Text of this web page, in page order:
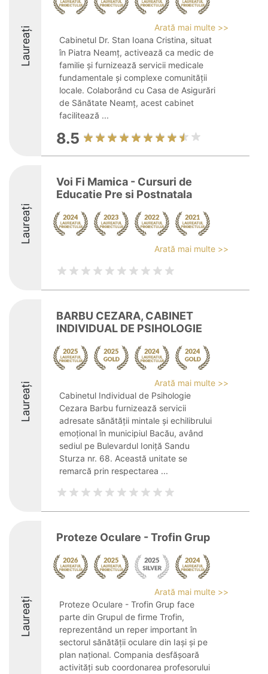
Laureați
Arată mai multe >>
Cabinetul Dr. Stan Ioana Cristina, situat
în Piatra Neamț, activează ca medic de
familie și furnizează servicii medicale
fundamentale și complexe comunității
locale. Colaborând cu Casa de Asigurări
de Sănătate Neamț, acest cabinet
facilitează ...
8.5
Laureați
Voi Fi Mamica - Cursuri de
Educatie Pre si Postnatala
Arată mai multe >>
Laureați
BARBU CEZARA, CABINET
INDIVIDUAL DE PSIHOLOGIE
Arată mai multe >>
Cabinetul Individual de Psihologie
Cezara Barbu furnizează servicii
adresate sănătății mintale și echilibrului
emoțional în municipiul Bacău, având
sediul pe Bulevardul Ioniță Sandu
Sturza nr. 68. Această unitate se
remarcă prin respectarea ...
Laureați
Proteze Oculare - Trofin Grup
Arată mai multe >>
Proteze Oculare - Trofin Grup face
parte din Grupul de firme Trofin,
reprezentând un reper important în
sectorul sănătății oculare din Iași și pe
plan național. Compania desfășoară
activități sub coordonarea profesorului